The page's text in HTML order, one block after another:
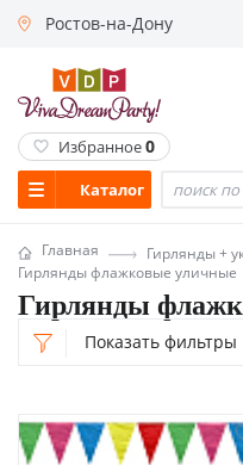
Ростов-на-Дону
Каталог
Избранное0
Главная
Гирлянды +
Гирлянды флажковые уличные
Гирлянды
Показать фильтры